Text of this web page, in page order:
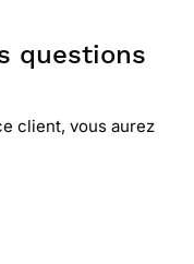
questions
client, vous aurez